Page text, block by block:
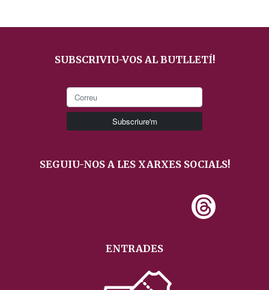
SUBSCRIVIU-VOS AL BUTLLETÍ!
SEGUIU-NOS A LES XARXES SOCIALS!
ENTRADES